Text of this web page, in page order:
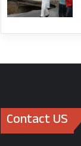
Contact US